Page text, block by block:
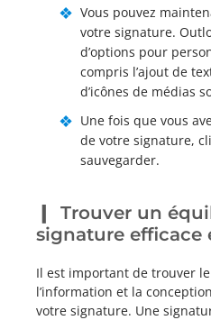
Vous pouvez
votre signature.
d’options pour
compris l’ajout de
d’icônes de médias
Une fois que vous
de votre signature,
sauvegarder.
Trouver un
signature efficace
Il est important de trouver
l’information et la
votre signature. Une